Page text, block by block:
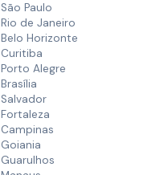
São Paulo
Rio de Janeiro
Belo Horizonte
Curitiba
Porto Alegre
Brasília
Salvador
Fortaleza
Campinas
Goiania
Guarulhos